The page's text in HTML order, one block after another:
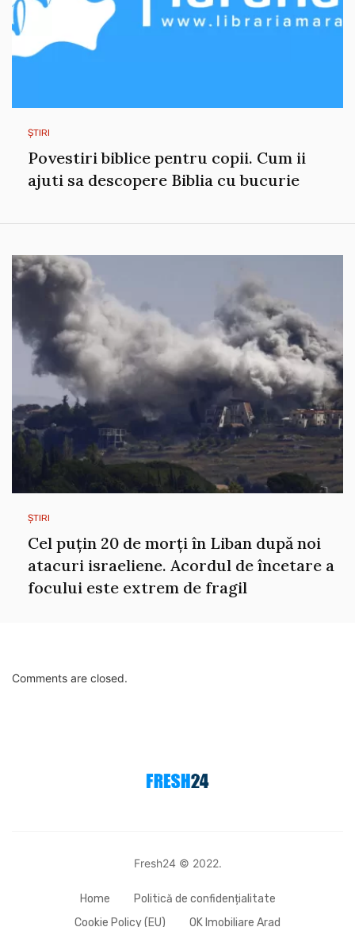
ȘTIRI
Povestiri biblice pentru copii. Cum ii
ajuti sa descopere Biblia cu bucurie
ȘTIRI
Cel puțin 20 de morți în Liban după noi
atacuri israeliene. Acordul de încetare a
focului este extrem de fragil
Comments are closed.
Fresh24 © 2022.
Home
Politică de confidențialitate
Cookie Policy (EU)
OK Imobiliare Arad